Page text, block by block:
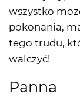
wszystko
pokonania,
tego trudu,
walczyć!
Panna